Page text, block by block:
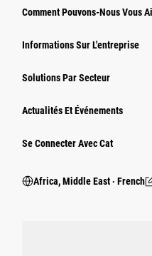
Comment Pouvons-Nous Vous
Informations Sur L'entreprise
Solutions Par Secteur
Actualités Et Événements
Se Connecter Avec Cat
Africa, Middle East ‧ French